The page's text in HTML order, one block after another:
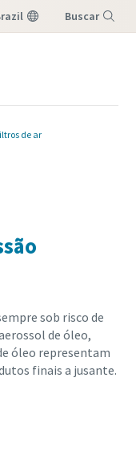
Buscar
de ar
sob risco de
de óleo,
óleo representam
finais a jusante.